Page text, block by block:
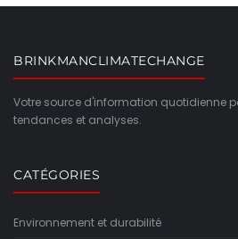
BRINKMANCLIMATECHANGE
Votre source d'information quotidienne
tendances et analyses.
CATÉGORIES
Environnement et durabilité